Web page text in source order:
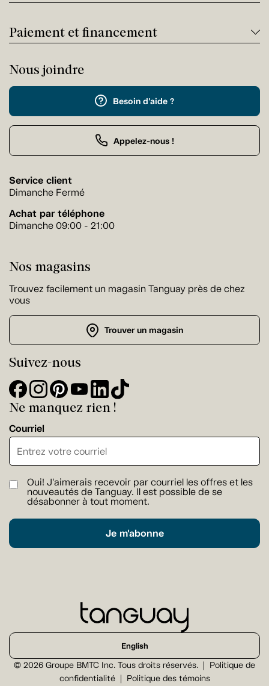
Paiement et financement
Nous joindre
Besoin d'aide ?
Appelez-nous !
Service client
Dimanche Fermé
Achat par téléphone
Dimanche 09:00 - 21:00
Nos magasins
Trouvez facilement un magasin Tanguay près de chez
vous
Trouver un magasin
Suivez-nous
Ne manquez rien !
Courriel
Oui! J'aimerais recevoir par courriel les offres et les
nouveautés de Tanguay. Il est possible de se
désabonner à tout moment.
Je m'abonne
© 2026 Groupe BMTC Inc. Tous droits réservés.
Politique de
confidentialité
Politique des témoins
English